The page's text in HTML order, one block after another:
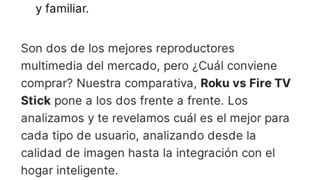
y familiar.
Son dos de los mejores reproductores
multimedia del mercado, pero ¿Cuál conviene
comprar? Nuestra comparativa, Roku vs Fire TV
Stick pone a los dos frente a frente. Los
analizamos y te revelamos cuál es el mejor para
cada tipo de usuario, analizando desde la
calidad de imagen hasta la integración con el
hogar inteligente.